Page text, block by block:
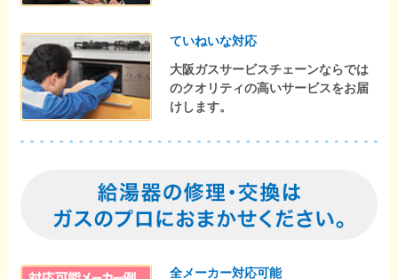
ていねいな対応
大阪ガスサービスチェーンならでは
のクオリティの高いサービスをお届
けします。
全メーカー対応可能